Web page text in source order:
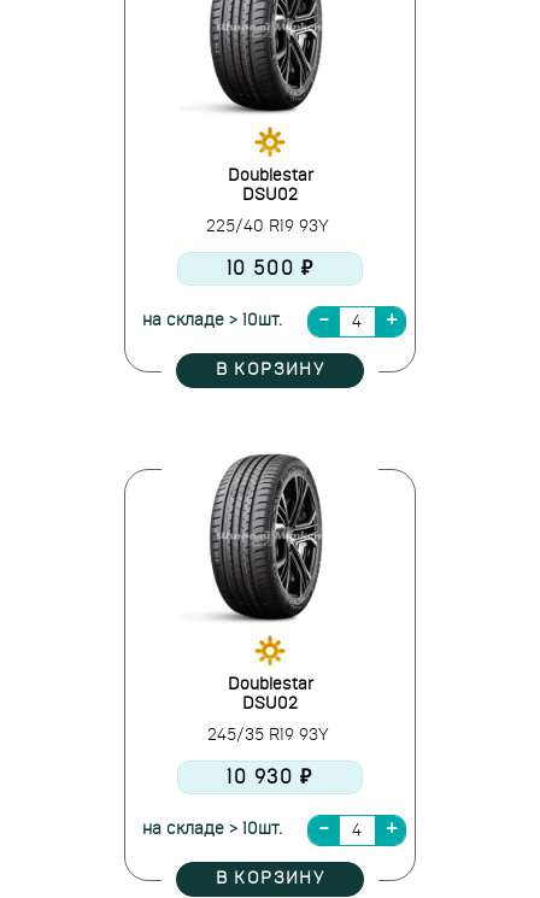
Doublestar
DSU02
225/40 R19 93Y
10 500 ₽
на складе > 10шт.
В КОРЗИНУ
Doublestar
DSU02
245/35 R19 93Y
10 930 ₽
на складе > 10шт.
В КОРЗИНУ